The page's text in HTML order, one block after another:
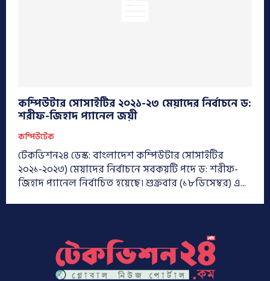
কম্পিউটার সোসাইটির ২০২১-২৩ মেয়াদের নির্বাচনে ড:
শরীফ-জিহাদ প্যানেল জয়ী
কম্পিউটেক
টেকভিশন২৪ ডেস্ক: বাংলাদেশ কম্পিউটার সোসাইটির
২০২১-২০২৩) মেয়াদের নির্বাচনে সবকয়টি পদে ড: শরীফ-
জিহাদ প্যানেল নির্বাচিত হয়েছে। শুক্রবার (১৮ডিসেম্বর) এ...